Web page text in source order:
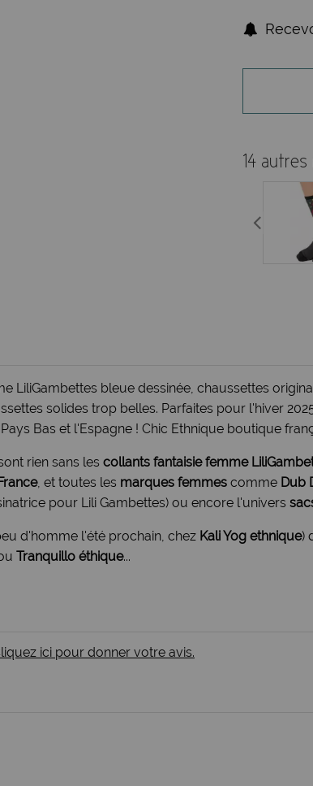
14
LiliGambettes bleue dessinée, chaussettes
solides trop belles. Parfaites pour l'hiver
Bas et l'Espagne ! Chic Ethnique boutique
rien sans les collants fantaisie femme
, et toutes les marques femmes comme Dub
pour Lili Gambettes) ou encore l'univers
d'homme l'été prochain, chez Kali Yog ethnique)
Tranquillo éthique...
ici pour donner votre avis.